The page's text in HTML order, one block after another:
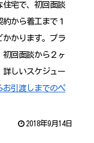
住宅で、初回面談
から着工まで１
かかります。プラ
初回面談から２ヶ
詳しいスケジュー
お引渡しまでのペ
2018年9月14日